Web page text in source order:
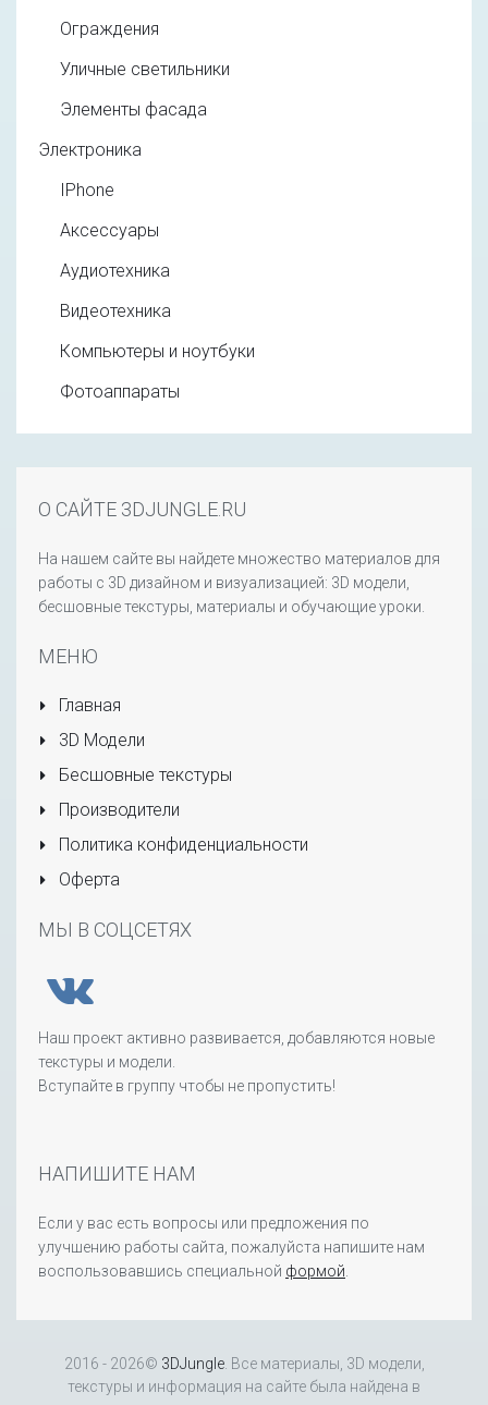
Ограждения
Уличные светильники
Элементы фасада
Электроника
IPhone
Аксессуары
Аудиотехника
Видеотехника
Компьютеры и ноутбуки
Фотоаппараты
О САЙТЕ 3DJUNGLE.RU
На нашем сайте вы найдете множество материалов для
работы с 3D дизайном и визуализацией: 3D модели,
бесшовные текстуры, материалы и обучающие уроки.
МЕНЮ
Главная
3D Модели
Бесшовные текстуры
Производители
Политика конфиденциальности
Оферта
МЫ В СОЦСЕТЯХ
Наш проект активно развивается, добавляются новые
текстуры и модели.
Вступайте в группу чтобы не пропустить!
НАПИШИТЕ НАМ
Если у вас есть вопросы или предложения по
улучшению работы сайта, пожалуйста напишите нам
воспользовавшись специальной формой
2016 - 2026© 3DJungle. Все материалы, 3D модели,
текстуры и информация на сайте была найдена в